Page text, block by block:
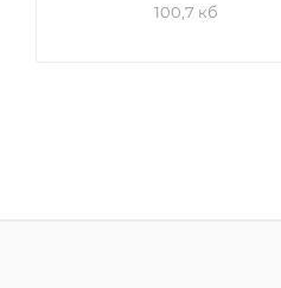
100,7 кб